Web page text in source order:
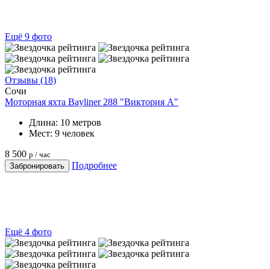
Ещё 9 фото
Отзывы (18)
Сочи
Моторная яхта Bayliner 288 "Виктория А"
Длина: 10 метров
Мест: 9 человек
8 500 р / час
Забронировать
Подробнее
Ещё 4 фото